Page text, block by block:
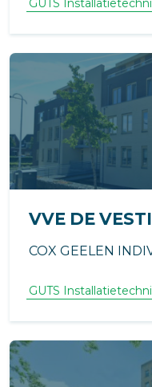
GUTS
VVE DE
COX GEELEN
GUTS